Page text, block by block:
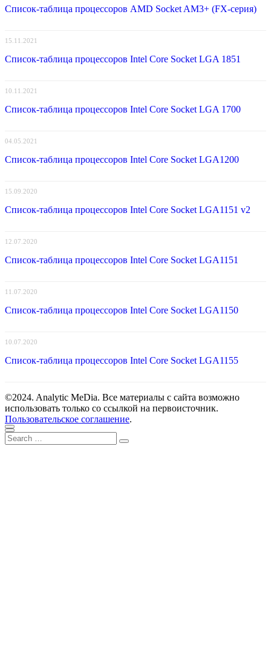
Список-таблица процессоров AMD Socket AM3+ (FX-серия)
15.11.2021
Список-таблица процессоров Intel Core Socket LGA 1851
10.11.2021
Список-таблица процессоров Intel Core Socket LGA 1700
04.05.2021
Список-таблица процессоров Intel Core Socket LGA1200
15.09.2020
Список-таблица процессоров Intel Core Socket LGA1151 v2
12.07.2020
Список-таблица процессоров Intel Core Socket LGA1151
11.07.2020
Список-таблица процессоров Intel Core Socket LGA1150
10.07.2020
Список-таблица процессоров Intel Core Socket LGA1155
©2024. Analytic MeDia. Все материалы с сайта возможно
использовать только со ссылкой на первоисточник.
Пользовательское соглашение.
Scroll
to
Close
Search
for:
Search